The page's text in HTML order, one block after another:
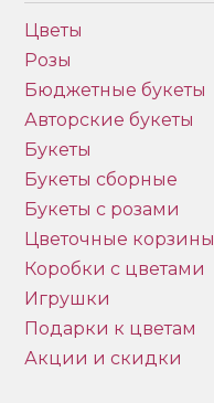
Цветы
Розы
Бюджетные букеты
Авторские букеты
Букеты
Букеты сборные
Букеты с розами
Цветочные корзины
Коробки с цветами
Игрушки
Подарки к цветам
Акции и скидки